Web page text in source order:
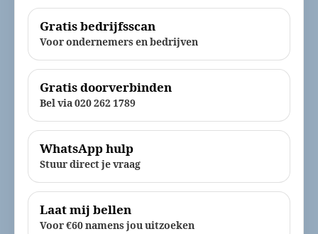
Gratis bedrijfsscan
Voor ondernemers en bedrijven
Gratis doorverbinden
Bel via 020 262 1789
WhatsApp hulp
Stuur direct je vraag
Laat mij bellen
Voor €60 namens jou uitzoeken